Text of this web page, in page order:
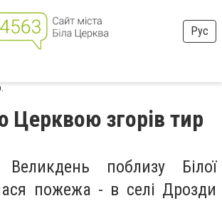
Рус
Церквою згорів тир
поблизу Білої
пожежа - в селі Дрозди